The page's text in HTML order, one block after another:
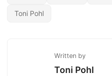
Toni Pohl
Written by
Toni Pohl